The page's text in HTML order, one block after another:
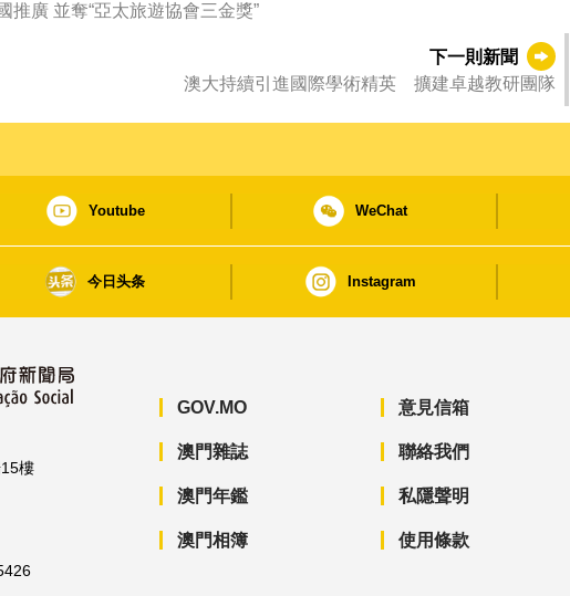
推廣 並奪“亞太旅遊協會三金獎”
下一則新聞
澳大持續引進國際學術精英 擴建卓越教研團隊
Youtube WeChat
今日头条 Instagram
樓
GOV.MO
澳門雜誌
澳門年鑑
澳門相簿
意見信箱
聯絡我們
私隱聲明
使用條款